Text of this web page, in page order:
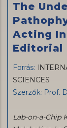
The
Acting In
Editorial
Forrás:
SCIENCES
Szerzők: Prof.
Lab-on-a-Chip